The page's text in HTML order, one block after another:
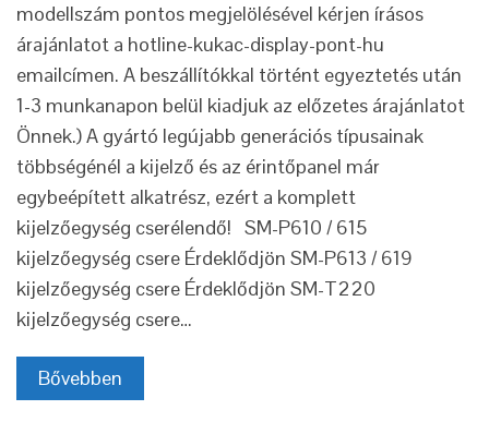
modellszám pontos megjelölésével kérjen írásos
árajánlatot a hotline-kukac-display-pont-hu
emailcímen. A beszállítókkal történt egyeztetés után
1-3 munkanapon belül kiadjuk az előzetes árajánlatot
Önnek.) A gyártó legújabb generációs típusainak
többségénél a kijelző és az érintőpanel már
egybeépített alkatrész, ezért a komplett
kijelzőegység cserélendő! SM-P610 / 615
kijelzőegység csere Érdeklődjön SM-P613 / 619
kijelzőegység csere Érdeklődjön SM-T220
kijelzőegység csere…
Bővebben